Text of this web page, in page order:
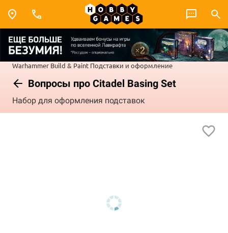
Warhammer Build & Paint Подставки и оформление
Вопросы про Citadel Basing Set
Набор для оформления подставок